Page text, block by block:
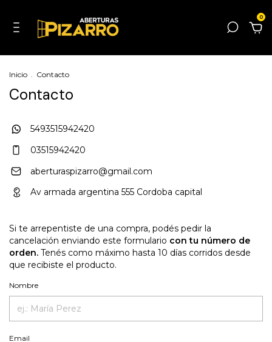
0
Inicio . Contacto
Contacto
5493515942420
03515942420
aberturaspizarro@gmail.com
Av armada argentina 555 Cordoba capital
Si te arrepentiste de una compra, podés pedir la
cancelación enviando este formulario con tu número de
orden. Tenés como máximo hasta 10 días corridos desde
que recibiste el producto.
Nombre
Email